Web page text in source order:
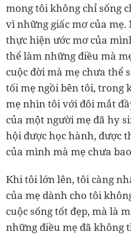
mong tôi không chỉ sống
vì những giấc mơ của
thực hiện ước mơ của
thể làm những điều mà
cuộc đời mà mẹ chưa thể
tối mẹ ngồi bên tôi, trong
mẹ nhìn tôi với đôi mắt
của một người mẹ đã hy
hội được học hành, được
của mình mà mẹ chưa
Khi tôi lớn lên, tôi càng
của mẹ dành cho tôi
cuộc sống tốt đẹp, mà là
những điều mẹ đã không